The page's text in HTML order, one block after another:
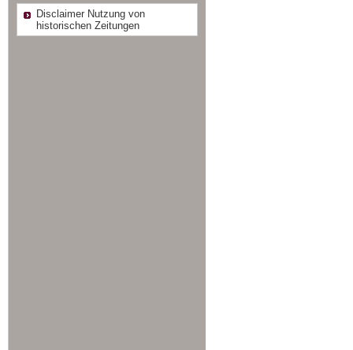
Disclaimer Nutzung von
historischen Zeitungen